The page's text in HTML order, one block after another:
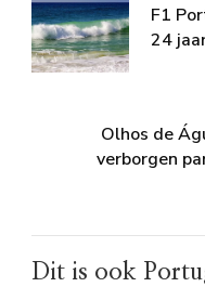
F1
24
Olhos de
verborgen
Dit is ook